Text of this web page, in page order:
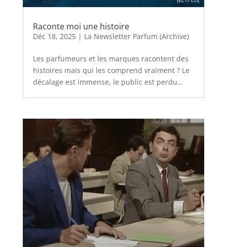
Raconte moi une histoire
Déc 18, 2025| La Newsletter Parfum (Archive)
Les parfumeurs et les marques racontent des
histoires mais qui les comprend vraiment ? Le
décalage est immense, le public est perdu…